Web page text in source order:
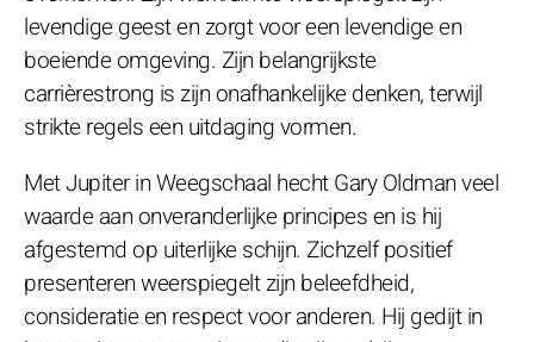
levendige geest en zorgt voor een levendige en
boeiende omgeving. Zijn belangrijkste
carrièrestrong is zijn onafhankelijke denken, terwijl
strikte regels een uitdaging vormen.
Met Jupiter in Weegschaal hecht Gary Oldman veel
waarde aan onveranderlijke principes en is hij
afgestemd op uiterlijke schijn. Zichzelf positief
presenteren weerspiegelt zijn beleefdheid,
consideratie en respect voor anderen. Hij gedijt in